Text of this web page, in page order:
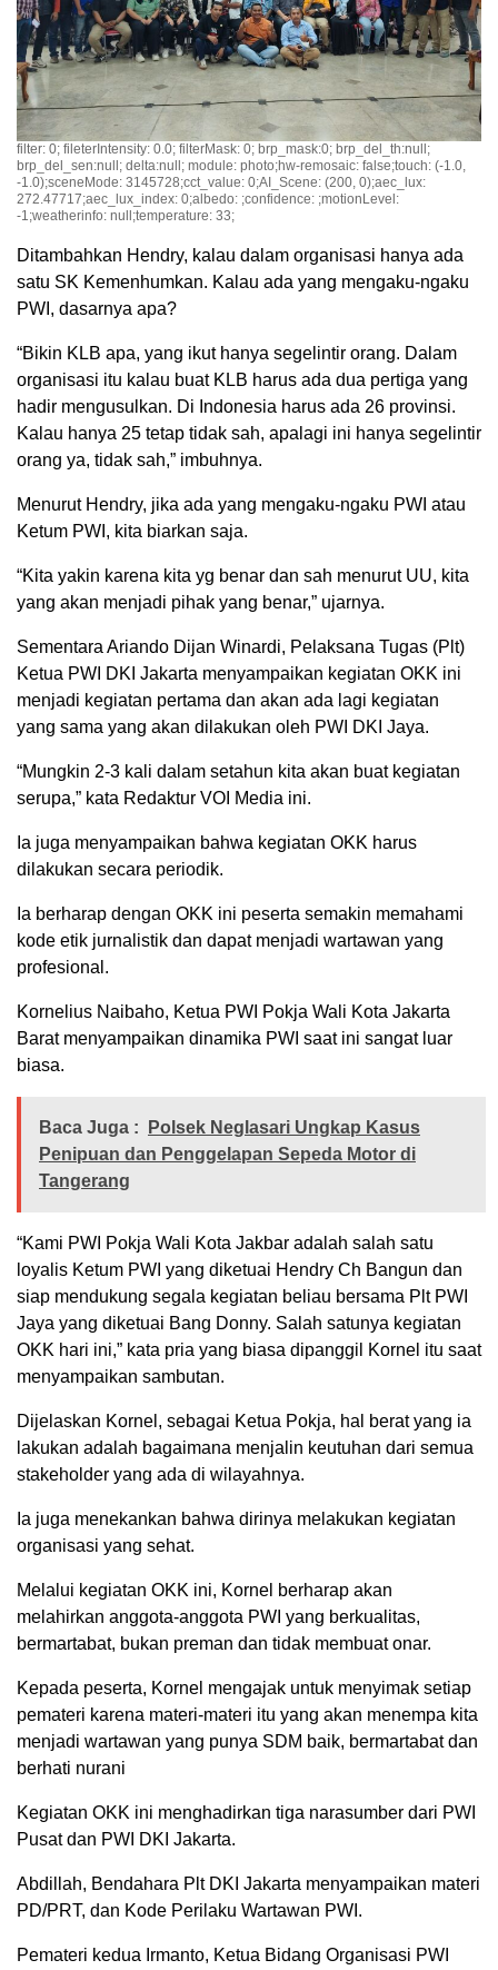
filter: 0; fileterIntensity: 0.0; filterMask: 0; brp_mask:0; brp_del_th:null;
brp_del_sen:null; delta:null; module: photo;hw-remosaic: false;touch: (-1.0,
-1.0);sceneMode: 3145728;cct_value: 0;AI_Scene: (200, 0);aec_lux:
272.47717;aec_lux_index: 0;albedo: ;confidence: ;motionLevel:
-1;weatherinfo: null;temperature: 33;
Ditambahkan Hendry, kalau dalam organisasi hanya ada
satu SK Kemenhumkan. Kalau ada yang mengaku-ngaku
PWI, dasarnya apa?
“Bikin KLB apa, yang ikut hanya segelintir orang. Dalam
organisasi itu kalau buat KLB harus ada dua pertiga yang
hadir mengusulkan. Di Indonesia harus ada 26 provinsi.
Kalau hanya 25 tetap tidak sah, apalagi ini hanya segelintir
orang ya, tidak sah,” imbuhnya.
Menurut Hendry, jika ada yang mengaku-ngaku PWI atau
Ketum PWI, kita biarkan saja.
“Kita yakin karena kita yg benar dan sah menurut UU, kita
yang akan menjadi pihak yang benar,” ujarnya.
Sementara Ariando Dijan Winardi, Pelaksana Tugas (Plt)
Ketua PWI DKI Jakarta menyampaikan kegiatan OKK ini
menjadi kegiatan pertama dan akan ada lagi kegiatan
yang sama yang akan dilakukan oleh PWI DKI Jaya.
“Mungkin 2-3 kali dalam setahun kita akan buat kegiatan
serupa,” kata Redaktur VOI Media ini.
Ia juga menyampaikan bahwa kegiatan OKK harus
dilakukan secara periodik.
Ia berharap dengan OKK ini peserta semakin memahami
kode etik jurnalistik dan dapat menjadi wartawan yang
profesional.
Kornelius Naibaho, Ketua PWI Pokja Wali Kota Jakarta
Barat menyampaikan dinamika PWI saat ini sangat luar
biasa.
Baca Juga :
Polsek Neglasari Ungkap Kasus
Penipuan dan Penggelapan Sepeda Motor di
Tangerang
“Kami PWI Pokja Wali Kota Jakbar adalah salah satu
loyalis Ketum PWI yang diketuai Hendry Ch Bangun dan
siap mendukung segala kegiatan beliau bersama Plt PWI
Jaya yang diketuai Bang Donny. Salah satunya kegiatan
OKK hari ini,” kata pria yang biasa dipanggil Kornel itu saat
menyampaikan sambutan.
Dijelaskan Kornel, sebagai Ketua Pokja, hal berat yang ia
lakukan adalah bagaimana menjalin keutuhan dari semua
stakeholder yang ada di wilayahnya.
Ia juga menekankan bahwa dirinya melakukan kegiatan
organisasi yang sehat.
Melalui kegiatan OKK ini, Kornel berharap akan
melahirkan anggota-anggota PWI yang berkualitas,
bermartabat, bukan preman dan tidak membuat onar.
Kepada peserta, Kornel mengajak untuk menyimak setiap
pemateri karena materi-materi itu yang akan menempa kita
menjadi wartawan yang punya SDM baik, bermartabat dan
berhati nurani
Kegiatan OKK ini menghadirkan tiga narasumber dari PWI
Pusat dan PWI DKI Jakarta.
Abdillah, Bendahara Plt DKI Jakarta menyampaikan materi
PD/PRT, dan Kode Perilaku Wartawan PWI.
Pemateri kedua Irmanto, Ketua Bidang Organisasi PWI